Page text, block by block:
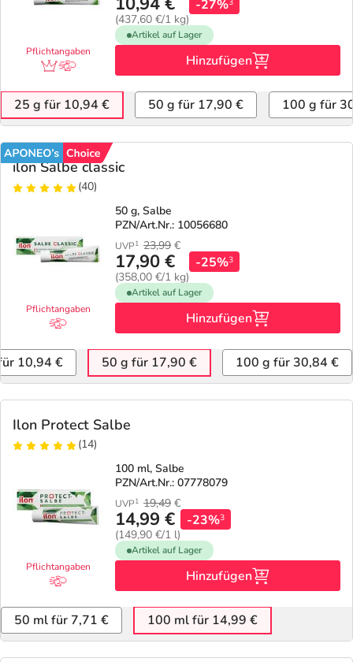
Körperpflege & Kosmetik
Liebe & Erotik
Mutter & Kind
Nahrungsergänzung
Natur & Homöopathie
Sanitätshaus
Sport & Fitness
Tierapotheke
Vitamine & Mineralstoffe
Marken
Geschenkideen
Aktuelle Coupons
Summer SALE
Reiseapotheke
Sonnenpflege
Sommerpflege für Haar und Kopfhaut
Täglich gut versorgt
Fragen und Antworten
Ratgeber
Beliebte Beiträge
E-Rezept einlösen
E-Rezept App
5% Extra Cash
Avene & Ducray Deals
Eucerin Deals
Evolsin Deals
Frontline & Frontpro Deals
Nattermann Deals
R(h)ein Nutrition Deals
Refluthin, Lasea & Carmenthin Deals
Salus Deals
Pflichtangaben
(437,60 €/1 kg)
-27%
Artikel auf Lager
Hinzufügen
25 g für 10,94 € 50 g für 17,90 € 100 g für
ilon Salbe classic
(40)
Pflichtangaben
50 g, Salbe
PZN/Art.Nr.: 10056680
UVP1 23,99 €
17,90 €
(358,00 €/1 kg)
-25%3
Artikel auf Lager
Hinzufügen
10,94 € 50 g für 17,90 € 100 g für 30,84 €
Ilon Protect Salbe
(14)
Pflichtangaben
100 ml, Salbe
PZN/Art.Nr.: 07778079
UVP1 19,49 €
14,99 €
(149,90 €/1 l)
-23%3
Artikel auf Lager
Hinzufügen
50 ml für 7,71 € 100 ml für 14,99 €